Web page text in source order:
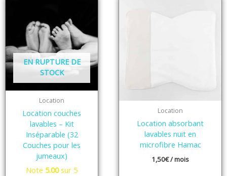
EN RUPTURE DE
STOCK
Location
Location couches
lavables – Kit
Inséparable (32
Couches pour les
jumeaux)
Note 5.00sur 5
Location
Location absorbant
lavables nuit en
microfibre Hamac
1,50€/ mois